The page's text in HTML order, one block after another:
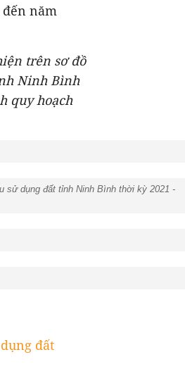
năm
trên sơ đồ
Ninh Bình
quy hoạch
sử dụng đất tỉnh Ninh Bình thời kỳ 2021 -
đất